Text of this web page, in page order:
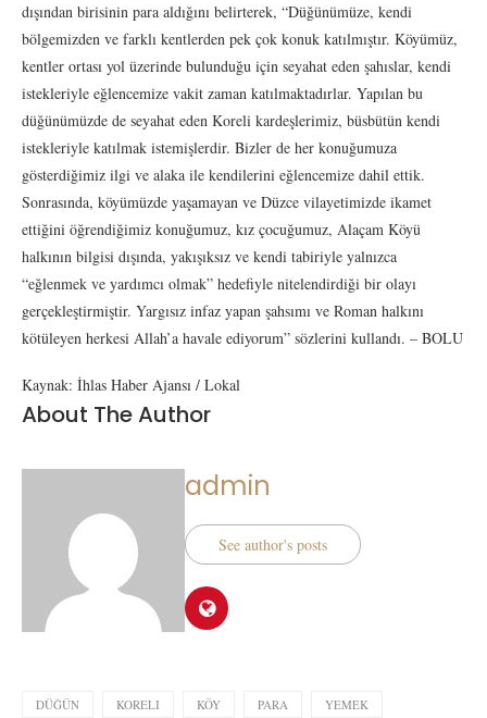
dışından birisinin para aldığını belirterek, “Düğünümüze, kendi
bölgemizden ve farklı kentlerden pek çok konuk katılmıştır. Köyümüz,
kentler ortası yol üzerinde bulunduğu için seyahat eden şahıslar, kendi
istekleriyle eğlencemize vakit zaman katılmaktadırlar. Yapılan bu
düğünümüzde de seyahat eden Koreli kardeşlerimiz, büsbütün kendi
istekleriyle katılmak istemişlerdir. Bizler de her konuğumuza
gösterdiğimiz ilgi ve alaka ile kendilerini eğlencemize dahil ettik.
Sonrasında, köyümüzde yaşamayan ve Düzce vilayetimizde ikamet
ettiğini öğrendiğimiz konuğumuz, kız çocuğumuz, Alaçam Köyü
halkının bilgisi dışında, yakışıksız ve kendi tabiriyle yalnızca
“eğlenmek ve yardımcı olmak” hedefiyle nitelendirdiği bir olayı
gerçekleştirmiştir. Yargısız infaz yapan şahsımı ve Roman halkını
kötüleyen herkesi Allah’a havale ediyorum” sözlerini kullandı. – BOLU
Kaynak: İhlas Haber Ajansı / Lokal
About The Author
admin
See author's posts
DÜĞÜN KORELI KÖY PARA YEMEK